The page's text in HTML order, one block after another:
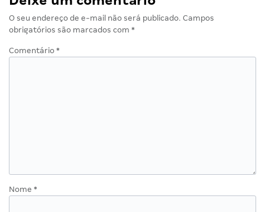
O seu endereço de e-mail não será publicado. Campos
obrigatórios são marcados com *
Comentário *
Nome *